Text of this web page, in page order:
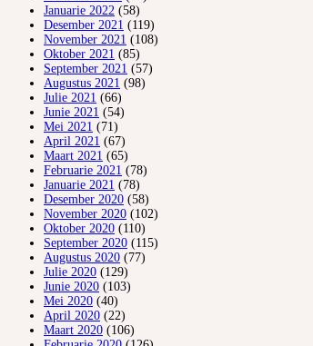
Januarie 2022 (58)
Desember 2021 (119)
November 2021 (108)
Oktober 2021 (85)
September 2021 (57)
Augustus 2021 (98)
Julie 2021 (66)
Junie 2021 (54)
Mei 2021 (71)
April 2021 (67)
Maart 2021 (65)
Februarie 2021 (78)
Januarie 2021 (78)
Desember 2020 (58)
November 2020 (102)
Oktober 2020 (110)
September 2020 (115)
Augustus 2020 (77)
Julie 2020 (129)
Junie 2020 (103)
Mei 2020 (40)
April 2020 (22)
Maart 2020 (106)